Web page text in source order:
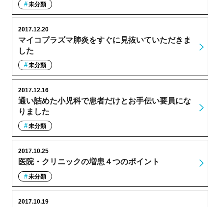
未分類
マイコプラズマ肺炎をすぐに見抜いていただきま
した
2017.12.20
未分類
通い詰めた小児科で患者だけとお手伝い要員にな
りました
2017.12.16
未分類
医院・クリニックの増患４つのポイント
2017.10.25
未分類
2017.10.19